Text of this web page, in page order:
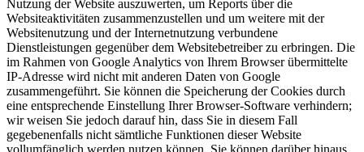
Nutzung der Website auszuwerten, um Reports über die
Websiteaktivitäten zusammenzustellen und um weitere mit der
Websitenutzung und der Internetnutzung verbundene
Dienstleistungen gegenüber dem Websitebetreiber zu erbringen. Die
im Rahmen von Google Analytics von Ihrem Browser übermittelte
IP-Adresse wird nicht mit anderen Daten von Google
zusammengeführt. Sie können die Speicherung der Cookies durch
eine entsprechende Einstellung Ihrer Browser-Software verhindern;
wir weisen Sie jedoch darauf hin, dass Sie in diesem Fall
gegebenenfalls nicht sämtliche Funktionen dieser Website
vollumfänglich werden nutzen können. Sie können darüber hinaus